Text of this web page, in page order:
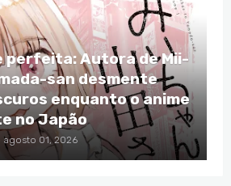
perfeita: Autora de Mii-
san desmente
enquanto o anime
no Japão
agosto 01, 2026